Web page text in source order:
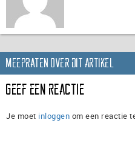
Meepraten over dit artikel
Geef een reactie
Je moet inloggen om een reactie